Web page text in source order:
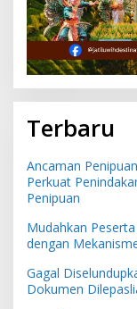
Terbaru
Ancaman
Perkuat
Penipuan
Mudahkan
dengan
Gagal
Dokumen